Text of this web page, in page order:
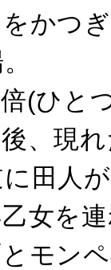
かつ
(ひと
、現
田人
女を
モン